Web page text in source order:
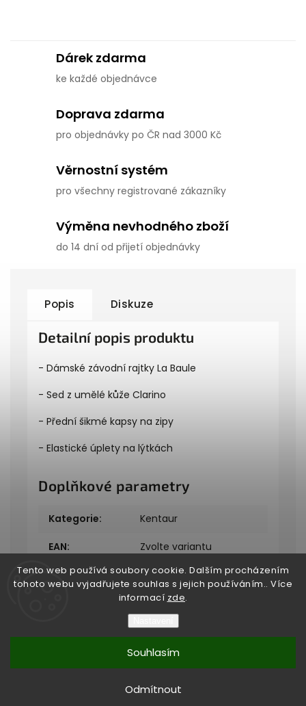
Tento web používá soubory cookie. Dalším procházením
tohoto webu vyjadřujete souhlas s jejich používáním.. Více
informací zde.
Odmítnout
Souhlasím
Dárek zdarma
ke každé objednávce
Doprava zdarma
pro objednávky po ČR nad 3000 Kč
Věrnostní systém
pro všechny registrované zákazníky
Výměna nevhodného zboží
do 14 dní od přijetí objednávky
Popis Diskuze
Detailní popis produktu
- Dámské závodní rajtky La Baule
- Sed z umělé kůže Clarino
- Přední šikmé kapsy na zipy
- Elastické úplety na lýtkách
Doplňkové parametry
Kategorie: Kentaur
EAN: Zvolte variantu
Vytvořil Shoptet
Copyright 2026Bukefalos. Všechna práva vyhrazena.
Shoptet| Design